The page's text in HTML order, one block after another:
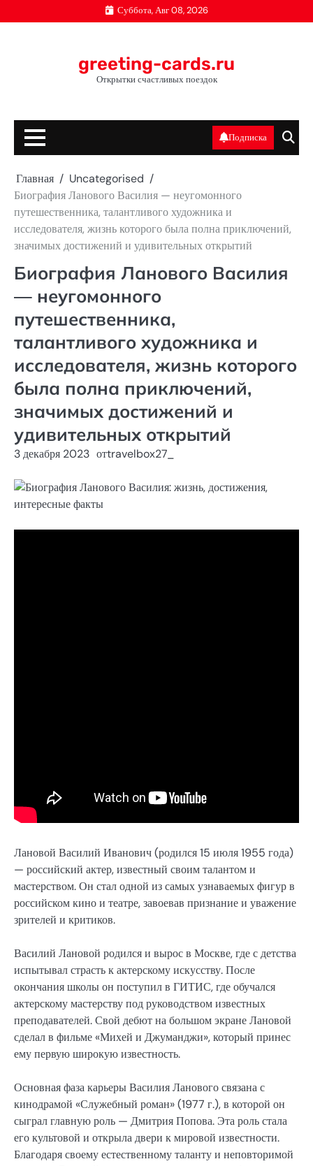
к
Суббота, Авг 08, 2026
greeting-cards.ru
Открытки счастливых поездок
Подписка
Главная
Uncategorised
Биография Ланового Василия — неугомонного
путешественника, талантливого художника и
исследователя, жизнь которого была полна приключений,
значимых достижений и удивительных открытий
Биография Ланового Василия
— неугомонного
путешественника,
талантливого художника и
исследователя, жизнь которого
была полна приключений,
значимых достижений и
удивительных открытий
3 декабря 2023 отtravelbox27_
Лановой Василий Иванович (родился 15 июля 1955 года)
— российский актер, известный своим талантом и
мастерством. Он стал одной из самых узнаваемых фигур в
российском кино и театре, завоевав признание и уважение
зрителей и критиков.
Василий Лановой родился и вырос в Москве, где с детства
испытывал страсть к актерскому искусству. После
окончания школы он поступил в ГИТИС, где обучался
актерскому мастерству под руководством известных
преподавателей. Свой дебют на большом экране Лановой
сделал в фильме «Михей и Джуманджи», который принес
ему первую широкую известность.
Основная фаза карьеры Василия Ланового связана с
кинодрамой «Служебный роман» (1977 г.), в которой он
сыграл главную роль — Дмитрия Попова. Эта роль стала
его культовой и открыла двери к мировой известности.
Благодаря своему естественному таланту и неповторимой